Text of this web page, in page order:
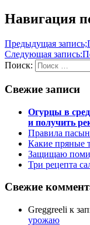
Навигация
Предыдущая запись;
Следующая запись:
Поиск:
Свежие записи
Огурцы в
и получить
Правила
Какие пряные
Защищаю
Три рецепта
Свежие
Greggreeli к
урожаю